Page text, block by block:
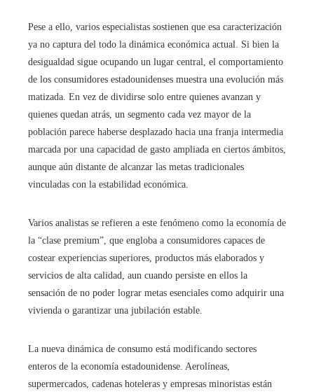
Pese a ello, varios especialistas sostienen que esa caracterización
ya no captura del todo la dinámica económica actual. Si bien la
desigualdad sigue ocupando un lugar central, el comportamiento
de los consumidores estadounidenses muestra una evolución más
matizada. En vez de dividirse solo entre quienes avanzan y
quienes quedan atrás, un segmento cada vez mayor de la
población parece haberse desplazado hacia una franja intermedia
marcada por una capacidad de gasto ampliada en ciertos ámbitos,
aunque aún distante de alcanzar las metas tradicionales
vinculadas con la estabilidad económica.
Varios analistas se refieren a este fenómeno como la economía de
la “clase premium”, que engloba a consumidores capaces de
costear experiencias superiores, productos más elaborados y
servicios de alta calidad, aun cuando persiste en ellos la
sensación de no poder lograr metas esenciales como adquirir una
vivienda o garantizar una jubilación estable.
La nueva dinámica de consumo está modificando sectores
enteros de la economía estadounidense. Aerolíneas,
supermercados, cadenas hoteleras y empresas minoristas están